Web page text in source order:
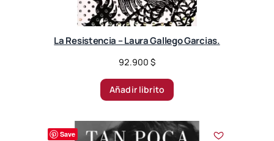
La Resistencia – Laura Gallego Garcias.
92.900 $
Añadir librito
Save